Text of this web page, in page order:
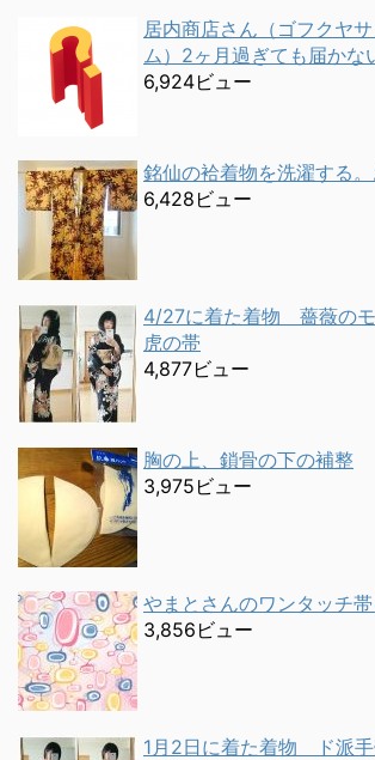
居内商店さん（ゴフクヤ
ム）2ヶ月過ぎても届かな
6,924ビュー
銘仙の袷着物を洗濯する
6,428ビュー
4/27に着た着物 薔薇の
虎の帯
4,877ビュー
胸の上、鎖骨の下の補整
3,975ビュー
やまとさんのワンタッチ帯
3,856ビュー
1月2日に着た着物 ド派手